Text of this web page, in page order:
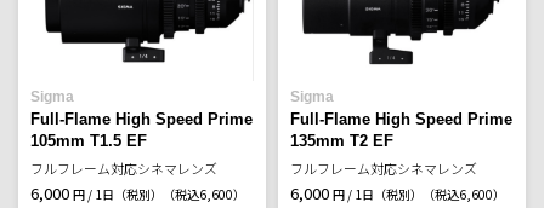
Sigma
Full-Flame High Speed Prime
105mm T1.5 EF
フルフレーム対応シネマレンズ
6,000 円 / 1日（税別） （税込6,600）
Sigma
Full-Flame High Speed Prime
135mm T2 EF
フルフレーム対応シネマレンズ
6,000 円 / 1日（税別） （税込6,600）